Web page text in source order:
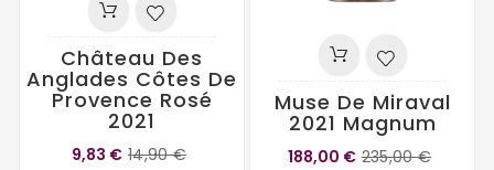
Château Des
Anglades Côtes De
Provence Rosé
2021
9,83 € 14,90 €
Muse De Miraval
2021 Magnum
188,00 € 235,00 €